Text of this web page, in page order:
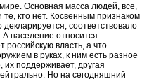
Основная масса людей, все,
те, кто нет. Косвенным признаком
соответствовало
население относится
российскую власть, а что
в руках, к ним есть разное
поддерживает, другая
Но на сегодняшний